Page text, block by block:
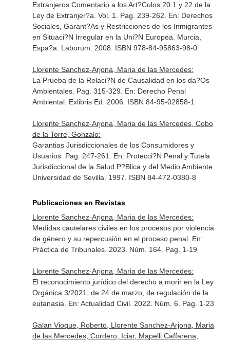
Extranjeros:Comentario a los Art?Culos 20.1 y 22 de la
Ley de Extranjer?a. Vol. 1. Pag. 239-262. En: Derechos
Sociales, Garant?As y Restricciones de los Inmigrantes
en Situaci?N Irregular en la Uni?N Europea . Murcia,
Espa?a. Laborum. 2008. ISBN 978-84-95863-98-0
Llorente Sanchez-Arjona, Maria de las Mercedes:
La Prueba de la Relaci?N de Causalidad en los da?Os
Ambientales. Pag. 315-329. En: Derecho Penal
Ambiental. Exlibris Ed. 2006. ISBN 84-95-02858-1
Llorente Sanchez-Arjona, Maria de las Mercedes, Cobo
de la Torre, Gonzalo:
Garantias Jurisdiccionales de los Consumidores y
Usuarios. Pag. 247-261. En: Protecci?N Penal y Tutela
Jurisdiccional de la Salud P?Blica y del Medio Ambiente.
Universidad de Sevilla. 1997. ISBN 84-472-0380-8
Publicaciones en Revistas
Llorente Sanchez-Arjona, Maria de las Mercedes:
Medidas cautelares civiles en los procesos por violencia
de género y su repercusión en el proceso penal. En:
Práctica de Tribunales. 2023. Núm. 164. Pag. 1-19
Llorente Sanchez-Arjona, Maria de las Mercedes:
El reconocimiento jurídico del derecho a morir en la Ley
Orgánica 3/2021, de 24 de marzo, de regulación de la
eutanasia. En: Actualidad Civil. 2022. Núm. 6. Pag. 1-23
Galan Vioque, Roberto, Llorente Sanchez-Arjona, Maria
de las Mercedes, Cordero, Iciar, Mapelli Caffarena,